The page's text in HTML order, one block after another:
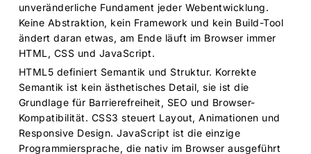
unveränderliche Fundament jeder Webentwicklung.
Keine Abstraktion, kein Framework und kein Build-Tool
ändert daran etwas, am Ende läuft im Browser immer
HTML, CSS und JavaScript.
HTML5 definiert Semantik und Struktur. Korrekte
Semantik ist kein ästhetisches Detail, sie ist die
Grundlage für Barrierefreiheit, SEO und Browser-
Kompatibilität. CSS3 steuert Layout, Animationen und
Responsive Design. JavaScript ist die einzige
Programmiersprache, die nativ im Browser ausgeführt